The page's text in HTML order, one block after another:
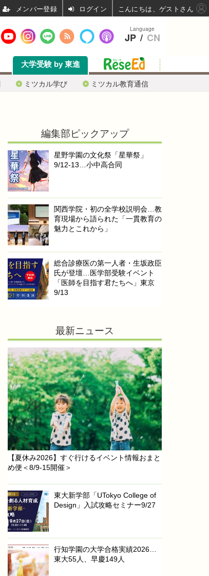
ミツカル学び ミツカル教育通信
大学受験 by 東進
編集部ピックアップ
星野学園の文化祭「星華祭」
9/12-13…小中高合同
関西学院・初の全学校説明会…教
育現場から語られた「一貫教育の
魅力とこれから」
総合診療医の第一人者・生坂政臣
氏が登壇…医学部受験イベント
「医師を目指す君たちへ」東京
9/13
最新ニュース
【夏休み2026】すぐ行けるイベント情報おまと
め便＜8/9-15開催＞
東大新学部「UTokyo College of
Design」入試攻略セミナー9/27
行知学園の大学合格実績2026…
東大55人、早慶149人
Language
JP / CN
ログイン こんにちは、ゲストさん